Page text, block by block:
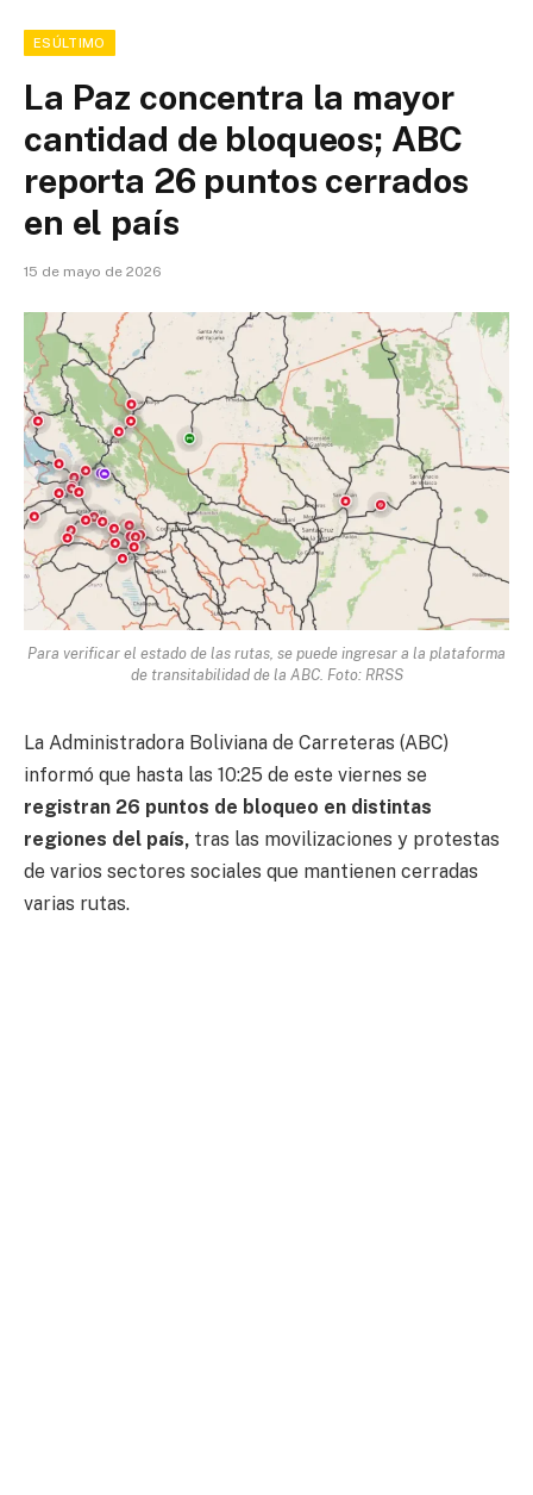
ESÚLTIMO
La Paz concentra la mayor
cantidad de bloqueos; ABC
reporta 26 puntos cerrados
en el país
15 de mayo de 2026
Para verificar el estado de las rutas, se puede ingresar a la plataforma
de transitabilidad de la ABC. Foto: RRSS
La Administradora Boliviana de Carreteras (ABC)
informó que hasta las 10:25 de este viernes se
registran 26 puntos de bloqueo en distintas
regiones del país, tras las movilizaciones y protestas
de varios sectores sociales que mantienen cerradas
varias rutas.